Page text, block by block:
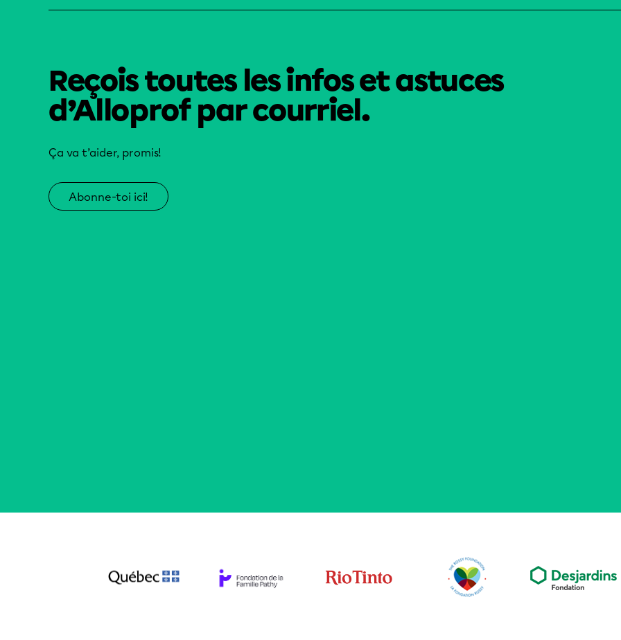
Reçois toutes les infos et astuces
d’Alloprof par courriel.
Ça va t’aider, promis!
Abonne-toi ici!